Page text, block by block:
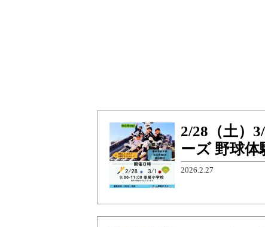
2/28（土）
ーズ 野球
2026.2.27